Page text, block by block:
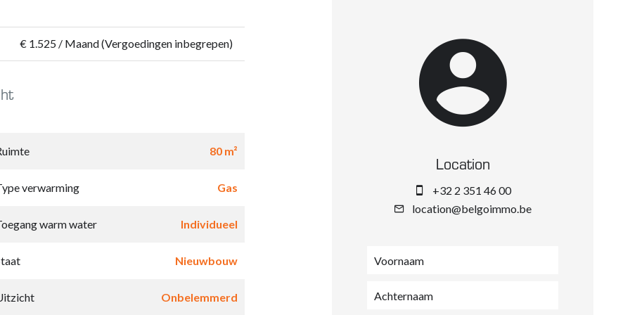
€ 1.525 / Maand (Vergoedingen inbegrepen)
80 m²
verwarming Gas
warm water Individueel
Nieuwbouw
Onbelemmerd
Location
+32 2 351 46 00
location@belgoimmo.be